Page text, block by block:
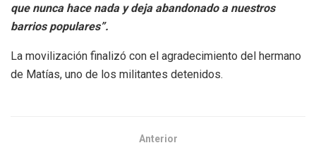
que nunca hace nada y deja abandonado a nuestros
barrios populares”.
La movilización finalizó con el agradecimiento del hermano
de Matías, uno de los militantes detenidos.
Anterior